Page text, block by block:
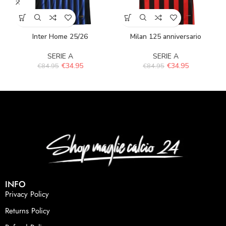
Inter Home 25/26
SERIE A
€84.95 €34.95
Milan 125 anniversario
SERIE A
€84.95 €34.95
INFO
Privacy Policy
Returns Policy